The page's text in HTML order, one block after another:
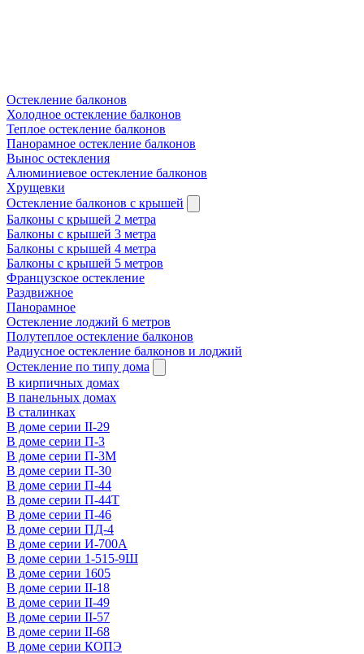
Остекление балконов
Холодное остекление балконов
Теплое остекление балконов
Панорамное остекление балконов
Вынос остекления
Алюминиевое остекление балконов
Хрущевки
Остекление балконов с крышей
Балконы с крышей 2 метра
Балконы с крышей 3 метра
Балконы с крышей 4 метра
Балконы с крышей 5 метров
Французское остекление
Раздвижное
Панорамное
Остекление лоджий 6 метров
Полутеплое остекление балконов
Радиусное остекление балконов и лоджий
Остекление по типу дома
В кирпичных домах
В панельных домах
В сталинках
В доме серии II-29
В доме серии П-3
В доме серии П-3М
В доме серии П-30
В доме серии П-44
В доме серии П-44Т
В доме серии П-46
В доме серии ПД-4
В доме серии И-700А
В доме серии 1-515-9Ш
В доме серии 1605
В доме серии II-18
В доме серии II-49
В доме серии II-57
В доме серии II-68
В доме серии КОПЭ